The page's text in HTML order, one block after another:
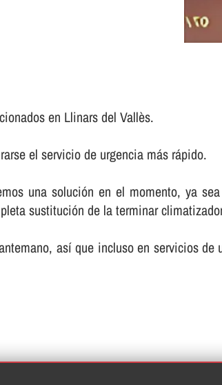
en Llinars del Vallès.
el servicio de urgencia más rápido.
una solución en el momento, ya
sustitución de la terminar
así­ que incluso en servicios